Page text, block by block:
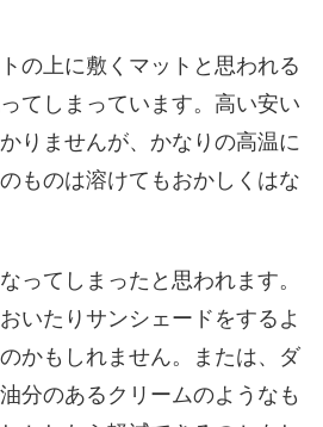
の上に敷くマットと思われる
てしまっています。高い安い
りませんが、かなりの高温に
ものは溶けてもおかしくはな
ってしまったと思われます。
いたりサンシェードをするよ
かもしれません。または、ダ
分のあるクリームのようなも